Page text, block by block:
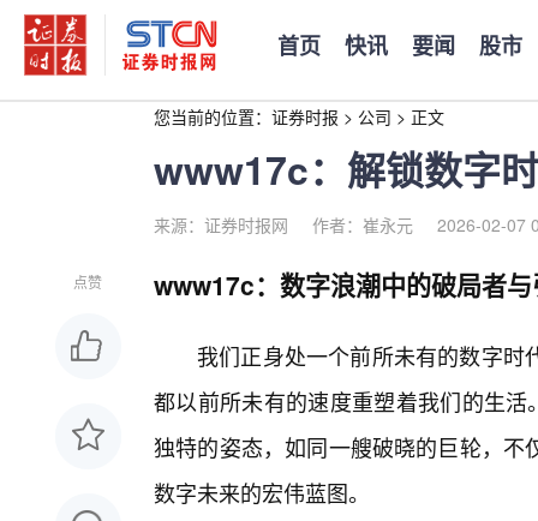
首页 快讯 要闻 股市
您当前的位置： 证券时报 > 公司 > 正文
www17c：解锁数字
来源：证券时报网 作者：崔永元 2026-02-07
点赞 www17c：数字浪潮中的破局者
我们正身处一个前所未有的数字
都以前所未有的速度重塑着我们的生
独特的姿态，如同一艘破晓的巨轮，
数字未来的宏伟蓝图。